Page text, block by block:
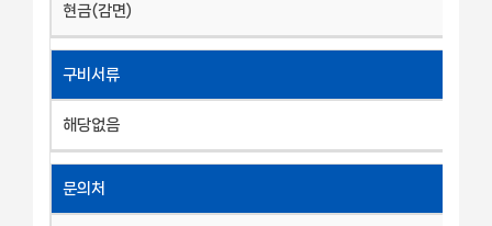
현금(감면)
구비서류
해당없음
문의처